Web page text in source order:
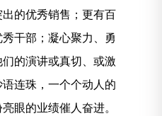
的优秀销售；更有百
干部；凝心聚力、勇
的演讲或真切、或激
连珠，一个个动人的
眼的业绩催人奋进。